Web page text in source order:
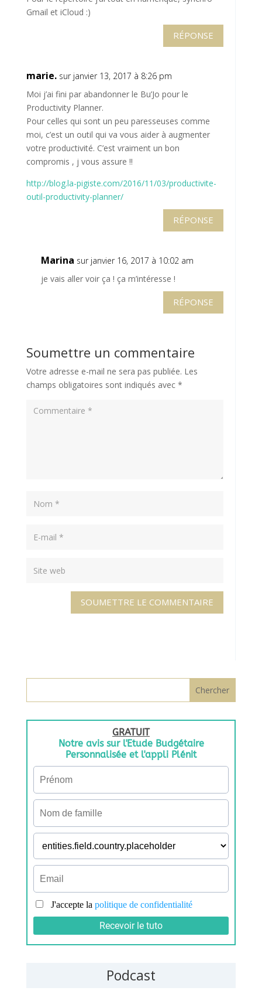
Gmail et iCloud :)
RÉPONSE
marie. sur janvier 13, 2017 à 8:26 pm
Moi j’ai fini par abandonner le Bu’Jo pour le
Productivity Planner.
Pour celles qui sont un peu paresseuses comme
moi, c’est un outil qui va vous aider à augmenter
votre productivité. C’est vraiment un bon
compromis , j vous assure !!
http://blog.la-pigiste.com/2016/11/03/productivite-
outil-productivity-planner/
RÉPONSE
Marina sur janvier 16, 2017 à 10:02 am
je vais aller voir ça ! ça m’intéresse !
RÉPONSE
Soumettre un commentaire
Votre adresse e-mail ne sera pas publiée. Les
champs obligatoires sont indiqués avec *
SOUMETTRE LE COMMENTAIRE
Podcast